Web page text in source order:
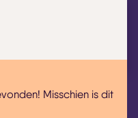
Misschien is dit